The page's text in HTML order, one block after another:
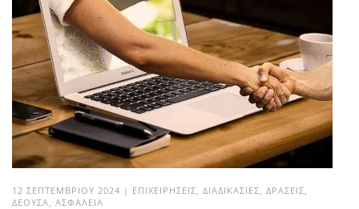
12 ΣΕΠΤΕΜΒΡΊΟΥ 2024 | ΕΠΙΧΕΙΡΉΣΕΙΣ, ΔΙΑΔΙΚΑΣΊΕΣ, ΔΡΆΣΕΙΣ,
ΔΈΟΥΣΑ, ΑΣΦΆΛΕΙΑ